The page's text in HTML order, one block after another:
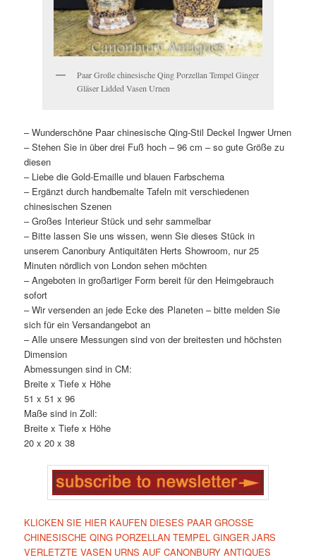
Paar Große chinesische Qing Porzellan Tempel Ginger
Gläser Lidded Vasen Urnen
– Wunderschöne Paar chinesische Qing-Stil Deckel Ingwer Urnen
– Stehen Sie in über drei Fuß hoch – 96 cm – so gute Größe zu
diesen
– Liebe die Gold-Emaille und blauen Farbschema
– Ergänzt durch handbemalte Tafeln mit verschiedenen
chinesischen Szenen
– Großes Interieur Stück und sehr sammelbar
– Bitte lassen Sie uns wissen, wenn Sie dieses Stück in
unserem Canonbury Antiquitäten Herts Showroom, nur 25
Minuten nördlich von London sehen möchten
– Angeboten in großartiger Form bereit für den Heimgebrauch
sofort
– Wir versenden an jede Ecke des Planeten – bitte melden Sie
sich für ein Versandangebot an
– Alle unsere Messungen sind von der breitesten und höchsten
Dimension
Abmessungen sind in CM:
Breite x Tiefe x Höhe
51 x 51 x 96
Maße sind in Zoll:
Breite x Tiefe x Höhe
20 x 20 x 38
KLICKEN SIE HIER KAUFEN DIESES PAAR GROSSE
CHINESISCHE QING PORZELLAN TEMPEL GINGER JARS
VERLETZTE VASEN URNS AUF CANONBURY ANTIQUES